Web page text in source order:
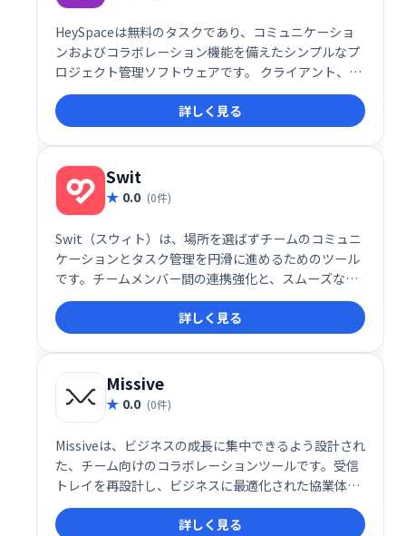
HeySpaceは無料のタスクであり、コミュニケーショ
ンおよびコラボレーション機能を備えたシンプルなプ
ロジェクト管理ソフトウェアです。 クライアント、ベ
ンダー、従業員とプロジェクトを調整および整理する
ことにより、エンゲージメント、満足度、透明性を高
めます。
詳しく見る
Swit
0.0 (0件)
Swit（スウィト）は、場所を選ばずチームのコミュニ
ケーションとタスク管理を円滑に進めるためのツール
です。チームメンバー間の連携強化と、スムーズな業
務遂行を支援します。どこにいても、リアルタイムで
情報共有やタスク管理を行い、生産性向上を実現しま
しょう。
詳しく見る
Missive
0.0 (0件)
Missiveは、ビジネスの成長に集中できるよう設計され
た、チーム向けのコラボレーションツールです。受信
トレイを再設計し、ビジネスに最適化された協業体験
を提供します。生産性を向上させ、チームワークを強
化することで、ビジネスの成功を支援します。
詳しく見る